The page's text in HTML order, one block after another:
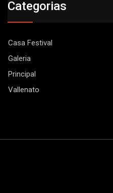
Categorias
Casa Festival
Galeria
Principal
Vallenato